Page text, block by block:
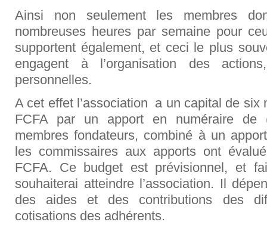
Ainsi non seulement les membres
nombreuses heures par semaine pour
supportent également, et ceci le plus
engagent à l’organisation des
personnelles.
A cet effet l’association a un capital de six
FCFA par un apport en numéraire de
membres fondateurs, combiné à un
les commissaires aux apports ont
FCFA. Ce budget est prévisionnel, et
souhaiterai atteindre l’association. Il
des aides et des contributions des
cotisations des adhérents.